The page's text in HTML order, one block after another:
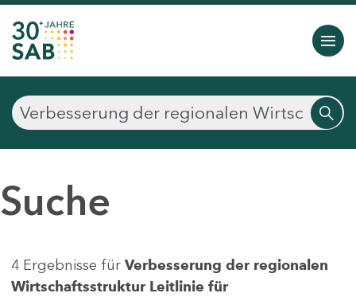
Suche
4 Ergebnisse für Verbesserung der regionalen
Wirtschaftsstruktur Leitlinie für